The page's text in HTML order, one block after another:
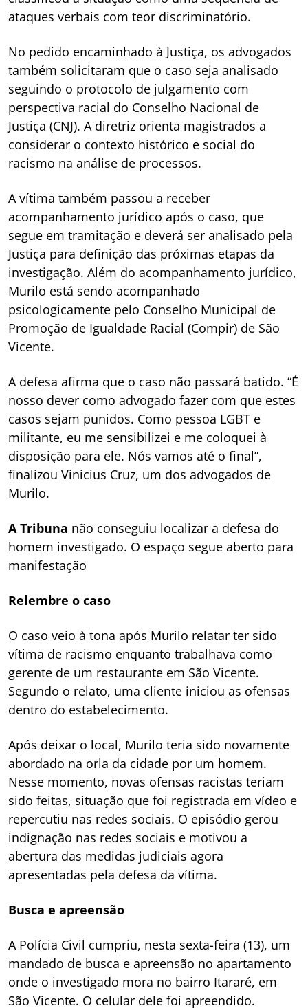
ataques verbais com teor discriminatório.
No pedido encaminhado à Justiça, os advogados
também solicitaram que o caso seja analisado
seguindo o protocolo de julgamento com
perspectiva racial do Conselho Nacional de
Justiça (CNJ). A diretriz orienta magistrados a
considerar o contexto histórico e social do
racismo na análise de processos.
A vítima também passou a receber
acompanhamento jurídico após o caso, que
segue em tramitação e deverá ser analisado pela
Justiça para definição das próximas etapas da
investigação. Além do acompanhamento jurídico,
Murilo está sendo acompanhado
psicologicamente pelo Conselho Municipal de
Promoção de Igualdade Racial (Compir) de São
Vicente.
A defesa afirma que o caso não passará batido. “É
nosso dever como advogado fazer com que estes
casos sejam punidos. Como pessoa LGBT e
militante, eu me sensibilizei e me coloquei à
disposição para ele. Nós vamos até o final”,
finalizou Vinicius Cruz, um dos advogados de
Murilo.
A Tribuna não conseguiu localizar a defesa do
homem investigado. O espaço segue aberto para
manifestação
Relembre o caso
O caso veio à tona após Murilo relatar ter sido
vítima de racismo enquanto trabalhava como
gerente de um restaurante em São Vicente.
Segundo o relato, uma cliente iniciou as ofensas
dentro do estabelecimento.
Após deixar o local, Murilo teria sido novamente
abordado na orla da cidade por um homem.
Nesse momento, novas ofensas racistas teriam
sido feitas, situação que foi registrada em vídeo e
repercutiu nas redes sociais. O episódio gerou
indignação nas redes sociais e motivou a
abertura das medidas judiciais agora
apresentadas pela defesa da vítima.
Busca e apreensão
A Polícia Civil cumpriu, nesta sexta-feira (13), um
mandado de busca e apreensão no apartamento
onde o investigado mora no bairro Itararé, em
São Vicente. O celular dele foi apreendido.